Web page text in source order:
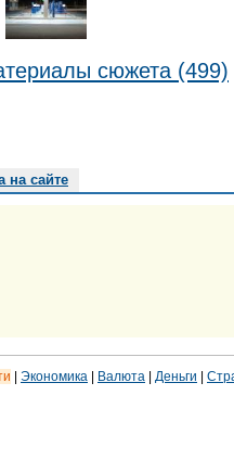
сюжета (499)
на сайте
Экономика Валюта Деньги